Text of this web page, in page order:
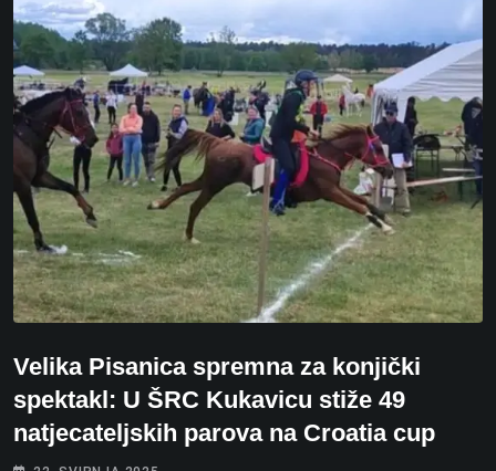
Velika Pisanica spremna za konjički
spektakl: U ŠRC Kukavicu stiže 49
natjecateljskih parova na Croatia cup